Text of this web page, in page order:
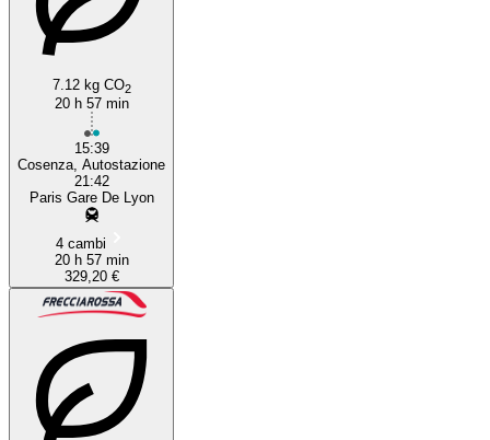
7.12 kg CO2
20 h 57 min
15:39
Cosenza, Autostazione
21:42
Paris Gare De Lyon
4 cambi
20 h 57 min
329,20 €